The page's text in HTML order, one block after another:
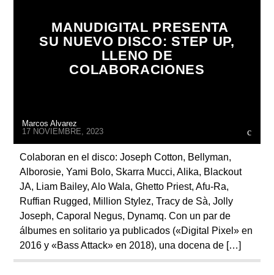
MANUDIGITAL PRESENTA
SU NUEVO DISCO: STEP UP,
LLENO DE
COLABORACIONES
Marcos Alvarez
17 NOVIEMBRE, 2023
Colaboran en el disco: Joseph Cotton, Bellyman,
Alborosie, Yami Bolo, Skarra Mucci, Alika, Blackout
JA, Liam Bailey, Alo Wala, Ghetto Priest, Afu-Ra,
Ruffian Rugged, Million Stylez, Tracy de Sà, Jolly
Joseph, Caporal Negus, Dynamq. Con un par de
álbumes en solitario ya publicados («Digital Pixel» en
2016 y «Bass Attack» en 2018), una docena de […]